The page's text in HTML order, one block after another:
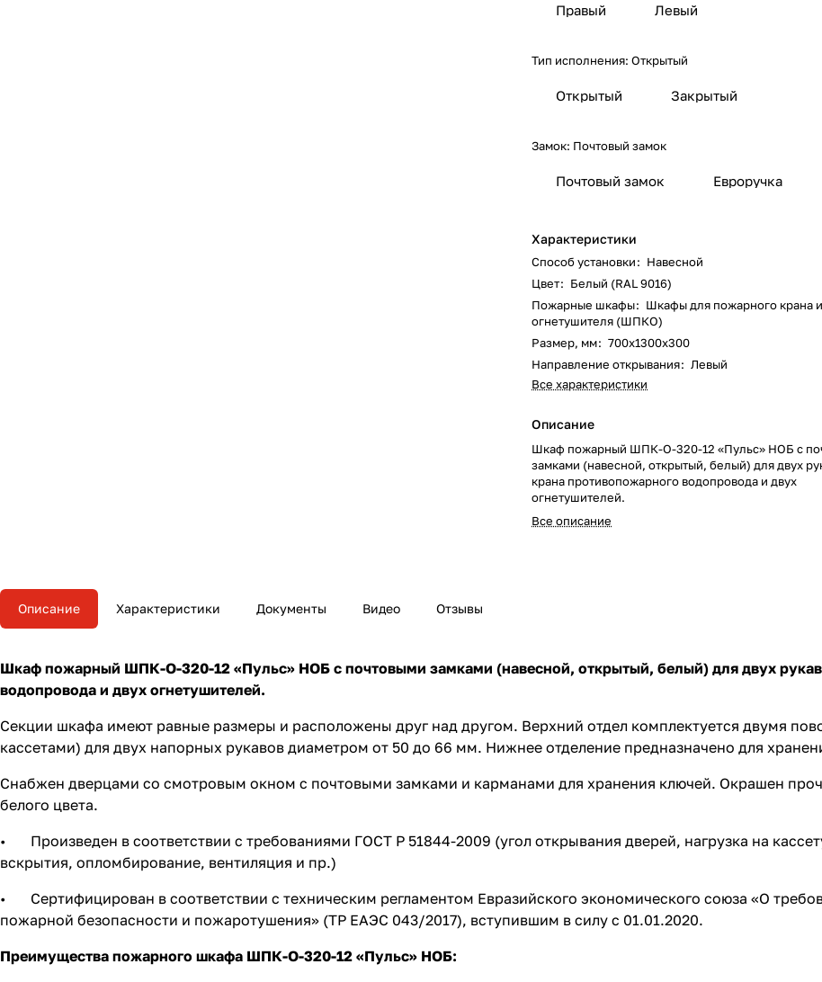
Правый Левый
Тип исполнения:Открытый
Открытый Закрытый
Замок: Почтовый замок
Почтовый замок Евроручка
Характеристики
Способ установки: Навесной
Цвет: Белый (RAL 9016)
Пожарные шкафы: Шкафы для пожарного крана и
огнетушителя (ШПКО)
Размер, мм: 700х1300х300
Направление открывания: Левый
Все характеристики
Описание
Шкаф пожарный ШПК-О-320-12 «Пульс» НОБ с
замками (навесной, открытый, белый) для двух
крана противопожарного водопровода и двух
огнетушителей.
Все описание
Описание Характеристики Документы Видео Отзывы
Шкаф пожарный ШПК-О-320-12 «Пульс» НОБ с почтовыми замками (навесной, открытый, белый) для двух
водопровода и двух огнетушителей.
Секции шкафа имеют равные размеры и расположены друг над другом. Верхний отдел комплектуется двумя
кассетами) для двух напорных рукавов диаметром от 50 до 66 мм. Нижнее отделение предназначено для
Снабжен дверцами со смотровым окном с почтовыми замками и карманами для хранения ключей. Окрашен
белого цвета.
• Произведен в соответствии с требованиями ГОСТ Р 51844-2009 (угол открывания дверей, нагрузка на
вскрытия, опломбирование, вентиляция и пр.)
• Сертифицирован в соответствии с техническим регламентом Евразийского экономического союза «О
пожарной безопасности и пожаротушения» (ТР ЕАЭС 043/2017), вступившим в силу с 01.01.2020.
Преимущества пожарного шкафа ШПК-О-320-12 «Пульс» НОБ: